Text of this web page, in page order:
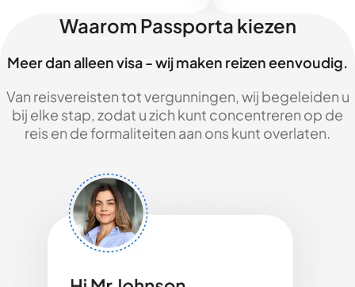
Waarom Passporta kiezen
Meer dan alleen visa - wij maken reizen eenvoudig.
Van reisvereisten tot vergunningen, wij begeleiden u
bij elke stap, zodat u zich kunt concentreren op de
reis en de formaliteiten aan ons kunt overlaten.